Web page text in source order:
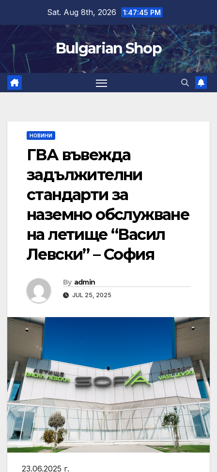
content
Sat. Aug 8th, 2026 1:47:46 PM
Bulgarian Shop
НОВИНИ
ГВА въвежда
задължителни
стандарти за
наземно обслужване
на летище “Васил
Левски” – София
By admin
JUL 25, 2025
23.06.2025 г.